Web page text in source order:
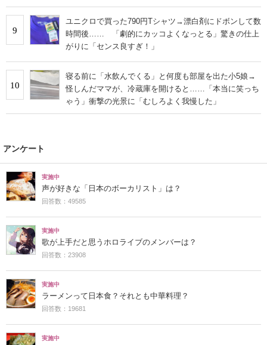
9
ユニクロで買った790円Tシャツ→漂白剤にドボンして数
時間後…… 「劇的にカッコよくなっとる」驚きの仕上
がりに「センス良すぎ！」
10
寝る前に「水飲んでくる」と何度も部屋を出た小5娘→
怪しんだママが、冷蔵庫を開けると……「本当に笑っち
ゃう」衝撃の光景に「むしろよく我慢した」
アンケート
実施中
声が好きな「日本のボーカリスト」は？
回答数：49585
実施中
歌が上手だと思うホロライブのメンバーは？
回答数：23908
実施中
ラーメンって日本食？それとも中華料理？
回答数：19681
実施中